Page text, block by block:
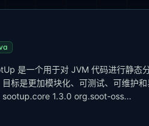
是一个用于对 JVM 代码进行静态
标是更加模块化、可测试、可维护
1.3.0 org.soot-oss...